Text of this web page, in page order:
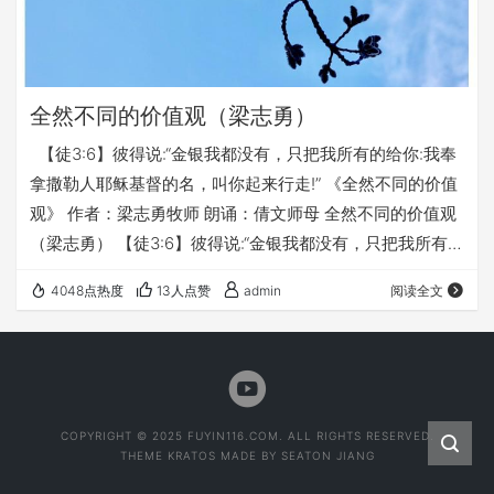
全然不同的价值观（梁志勇）
【徒3:6】彼得说:“金银我都没有，只把我所有的给你:我奉
拿撒勒人耶稣基督的名，叫你起来行走!” 《全然不同的价值
观》 作者：梁志勇牧师 朗诵：倩文师母 全然不同的价值观
（梁志勇） 【徒3:6】彼得说:“金银我都没有，只把我所有
基督的死里复活、升天再来，在彼得身上显出巨大的力量。
那个被小使女的一句话就吓得否认耶稣的彼得，变成了大有
变化？ 我相信，其中一个原因，就是福音深刻改变了彼得的
4048点热度 13人点赞 admin 阅读全文
COPYRIGHT © 2025 FUYIN116.COM. ALL RIGHTS RESERVED.
THEME KRATOS MADE BY SEATON JIANG